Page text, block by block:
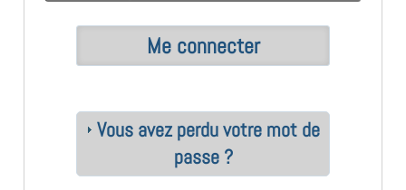
Vous avez perdu votre mot de
passe ?